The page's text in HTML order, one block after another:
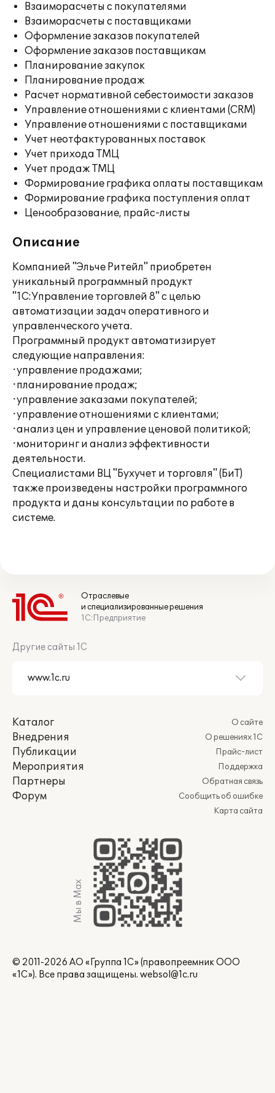
Взаиморасчеты с покупателями
Взаиморасчеты с поставщиками
Оформление заказов покупателей
Оформление заказов поставщикам
Планирование закупок
Планирование продаж
Расчет нормативной себестоимости заказов
Управление отношениями с клиентами (CRM)
Управление отношениями с поставщиками
Учет неотфактурованных поставок
Учет прихода ТМЦ
Учет продаж ТМЦ
Формирование графика оплаты поставщикам
Формирование графика поступления оплат
Ценообразование, прайс-листы
Описание
Компанией "Эльче Ритейл" приобретен
уникальный программный продукт
"1С:Управление торговлей 8" с целью
автоматизации задач оперативного и
управленческого учета.
Программный продукт автоматизирует
следующие направления:
·управление продажами;
·планирование продаж;
·управление заказами покупателей;
·управление отношениями с клиентами;
·анализ цен и управление ценовой политикой;
·мониторинг и анализ эффективности
деятельности.
Специалистами ВЦ "Бухучет и торговля" (БиТ)
также произведены настройки программного
продукта и даны консультации по работе в
системе.
Отраслевые
и специализированные решения
1С:Предприятие
Другие сайты 1С
Каталог
Внедрения
Публикации
Мероприятия
Партнеры
Форум
О сайте
О решениях 1С
Прайс-лист
Поддержка
Обратная связь
Сообщить об ошибке
Карта сайта
Мы в Max
© 2011-2026 АО «Группа 1С» (правопреемник ООО
«1С»). Все права защищены. websol@1c.ru